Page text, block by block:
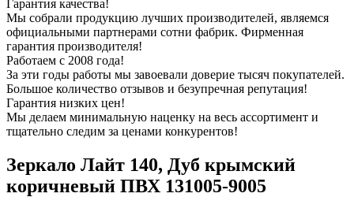
Гарантия качества!
Мы собрали продукцию лучших производителей, являемся
официальными партнерами сотни фабрик. Фирменная
гарантия производителя!
Работаем с 2008 года!
За эти годы работы мы завоевали доверие тысяч покупателей.
Большое количество отзывов и безупречная репутация!
Гарантия низких цен!
Мы делаем минимальную наценку на весь ассортимент и
тщательно следим за ценами конкурентов!
Зеркало Лайт 140, Дуб крымский
коричневый ПВХ 131005-9005